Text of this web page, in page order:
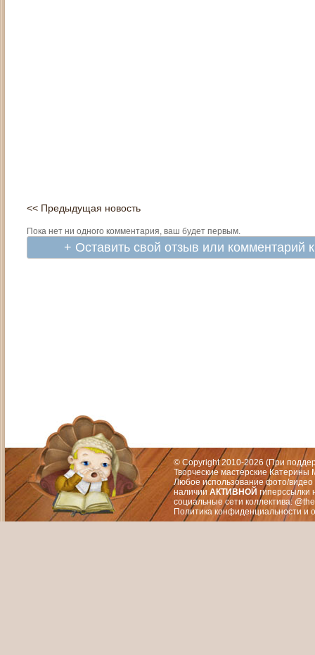
<< Предыдущая новость
Пока нет ни одного комментария, ваш будет первым.
+ Оставить свой отзыв или комментарий
© Copyright 2010-2026 (При
Творческие мастерские
Любое использование фото/видео
наличии АКТИВНОЙ гиперссылки
социальные сети коллектива:
Политика конфиденциальности и